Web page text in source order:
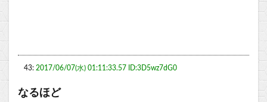
43: 2017/06/07(水) 01:11:33.57 ID:3D5wz7dG0
なるほど